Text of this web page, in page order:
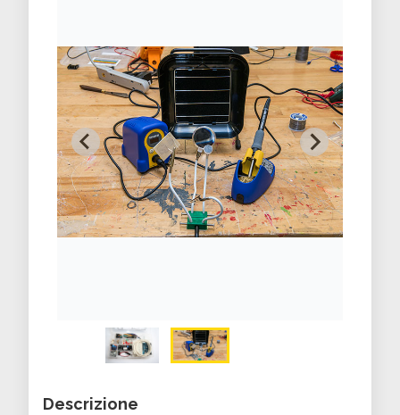
Descrizione